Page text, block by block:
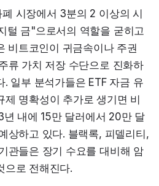
시장에서 3분의 2 이상의 시
털 금"으로서의 역할을 굳히고
비트코인이 귀금속이나 주권
류 가치 저장 수단으로 진화하
. 일부 분석가들은 ETF 자금 유
제 명확성이 추가로 생기면 비
내에 15만 달러에서 20만 달
상하고 있다. 블랙록, 피델리티,
관들은 장기 수요를 대비해 암
으로 전해진다.